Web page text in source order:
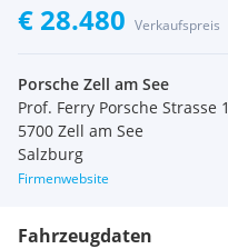
€ 28.480 Verkaufspreis
Porsche Zell am See
Prof. Ferry Porsche Strasse 1
5700 Zell am See
Salzburg
Firmenwebsite
Fahrzeugdaten